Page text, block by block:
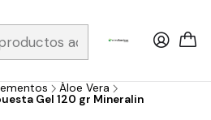
/ Envios a todo el país y
Áloe Vera
Gel 120 gr Mineralin